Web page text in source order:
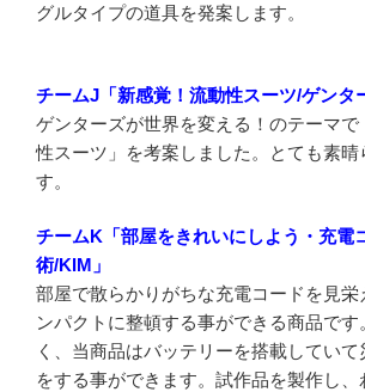
グルタイプの道具を発案します。
チームJ「新感覚！流動性スーツ/ゲンタ
ゲンターズが世界を変える！のテーマで
性スーツ」を考案しました。とても素晴
す。
チームK「部屋をきれいにしよう・充電
術/KIM」
部屋で散らかりがちな充電コードを見栄
ンパクトに整頓する事ができる商品です
く、当商品はバッテリーを搭載してい
をする事ができます。試作品を製作し、